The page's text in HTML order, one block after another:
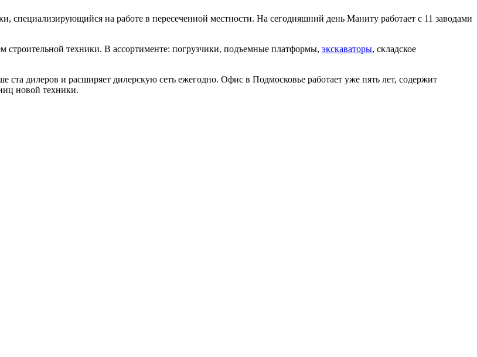
специализирующийся на работе в пересеченной местности. На сегодняшний день Маниту работает с 11 заводами
строительной техники. В ассортименте: погрузчики, подъемные платформы, экскаваторы, складское
дилеров и расширяет дилерскую сеть ежегодно. Офис в Подмосковье работает уже пять лет, содержит
новой техники.